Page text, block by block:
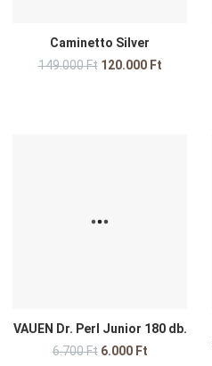
Caminetto Silver
149.000 Ft 120.000 Ft
VAUEN Dr. Perl Junior 180 db.
6.700 Ft 6.000 Ft